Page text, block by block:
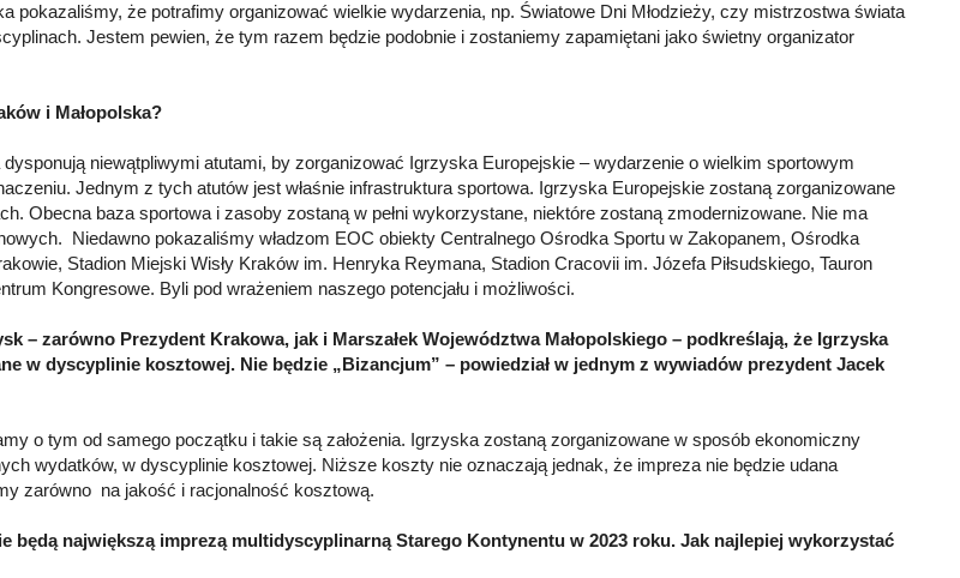
pokazaliśmy, że potrafimy organizować wielkie wydarzenia, np. Światowe Dni Młodzieży, czy mistrzostwa świata
Jestem pewien, że tym razem będzie podobnie i zostaniemy zapamiętani jako świetny organizator
i Małopolska?
dysponują niewątpliwymi atutami, by zorganizować Igrzyska Europejskie – wydarzenie o wielkim sportowym
Jednym z tych atutów jest właśnie infrastruktura sportowa. Igrzyska Europejskie zostaną zorganizowane
Obecna baza sportowa i zasoby zostaną w pełni wykorzystane, niektóre zostaną zmodernizowane. Nie ma
Niedawno pokazaliśmy władzom EOC obiekty Centralnego Ośrodka Sportu w Zakopanem, Ośrodka
Stadion Miejski Wisły Kraków im. Henryka Reymana, Stadion Cracovii im. Józefa Piłsudskiego, Tauron
Kongresowe. Byli pod wrażeniem naszego potencjału i możliwości.
– zarówno Prezydent Krakowa, jak i Marszałek Województwa Małopolskiego – podkreślają, że Igrzyska
w dyscyplinie kosztowej. Nie będzie „Bizancjum” – powiedział w jednym z wywiadów prezydent Jacek
o tym od samego początku i takie są założenia. Igrzyska zostaną zorganizowane w sposób ekonomiczny
wydatków, w dyscyplinie kosztowej. Niższe koszty nie oznaczają jednak, że impreza nie będzie udana
zarówno na jakość i racjonalność kosztową.
będą największą imprezą multidyscyplinarną Starego Kontynentu w 2023 roku. Jak najlepiej wykorzystać